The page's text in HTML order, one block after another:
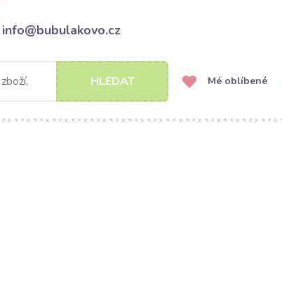
info@bubulakovo.cz
HLEDAT Mé oblíbené